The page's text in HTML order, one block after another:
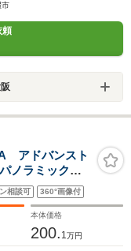
市
頼
アドバンスト
ノラミックビ
アマット 前
ビーム スマ
相談可 360°画像付
本体価格
200. 1万円